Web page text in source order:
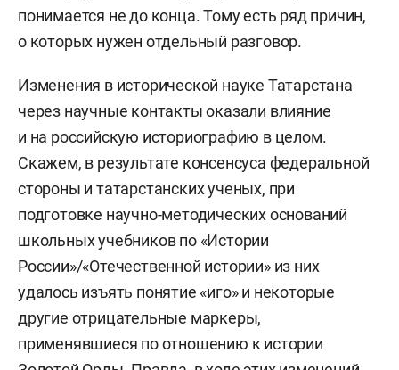
понимается не до конца. Тому есть ряд причин,
о которых нужен отдельный разговор.
Изменения в исторической науке Татарстана
через научные контакты оказали влияние
и на российскую историографию в целом.
Скажем, в результате консенсуса федеральной
стороны и татарстанских ученых, при
подготовке научно-методических оснований
школьных учебников по «Истории
России»/«Отечественной истории» из них
удалось изъять понятие «иго» и некоторые
другие отрицательные маркеры,
применявшиеся по отношению к истории